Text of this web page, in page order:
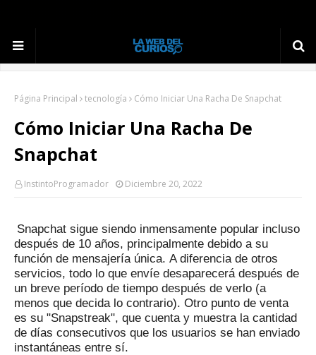
Página Principal tecnología Cómo Iniciar Una Racha De Snapchat
Cómo Iniciar Una Racha De
Snapchat
InstintoProgramador Diciembre 20, 2022
Snapchat sigue siendo inmensamente popular incluso
después de 10 años, principalmente debido a su
función de mensajería única. A diferencia de otros
servicios, todo lo que envíe desaparecerá después de
un breve período de tiempo después de verlo (a
menos que decida lo contrario). Otro punto de venta
es su "Snapstreak", que cuenta y muestra la cantidad
de días consecutivos que los usuarios se han enviado
instantáneas entre sí.